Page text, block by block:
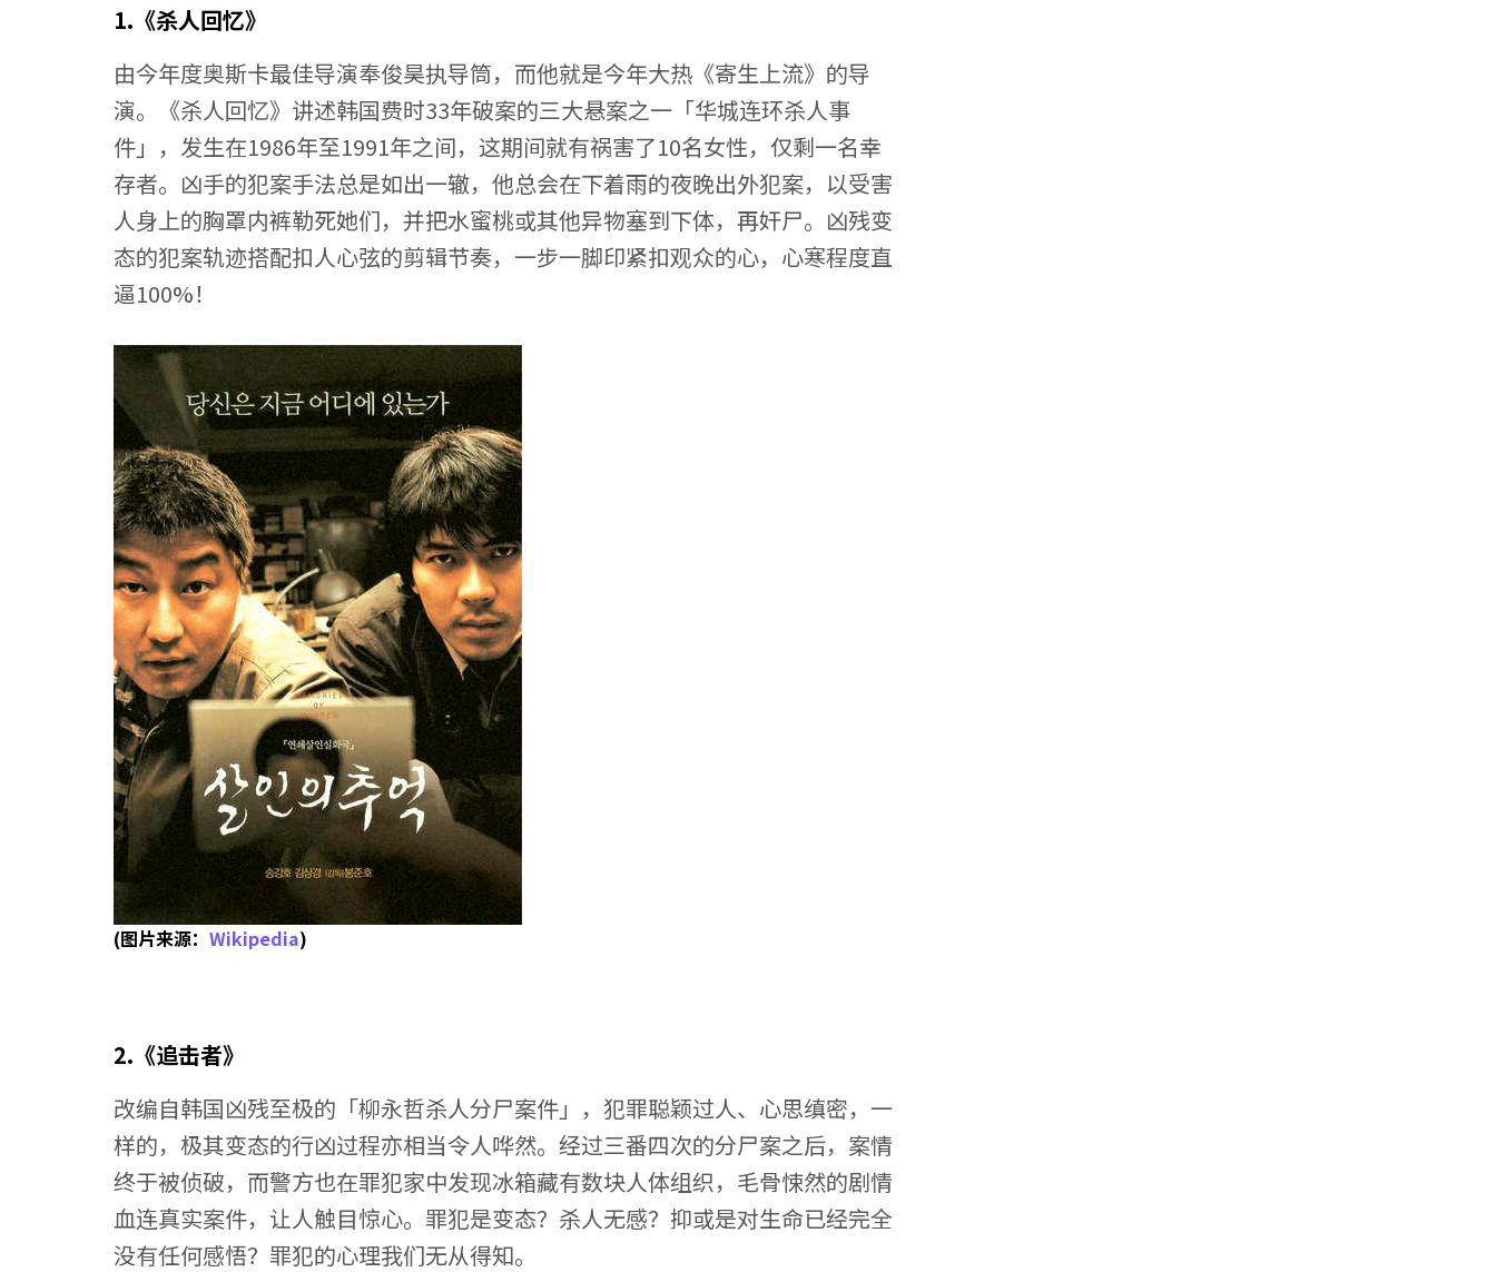
1.《杀人回忆》
由今年度奥斯卡最佳导演奉俊昊执导筒，而他就是今年大热《寄生上流》的导
演。《杀人回忆》讲述韩国费时33年破案的三大悬案之一「华城连环杀人事
件」，发生在1986年至1991年之间，这期间就有祸害了10名女性，仅剩一名幸
存者。凶手的犯案手法总是如出一辙，他总会在下着雨的夜晚出外犯案，以受害
人身上的胸罩内裤勒死她们，并把水蜜桃或其他异物塞到下体，再奸尸。凶残变
态的犯案轨迹搭配扣人心弦的剪辑节奏，一步一脚印紧扣观众的心，心寒程度直
逼100%！
(图片来源： Wikipedia)
2.《追击者》
改编自韩国凶残至极的「柳永哲杀人分尸案件」，犯罪聪颖过人、心思缜密，一
样的，极其变态的行凶过程亦相当令人哗然。经过三番四次的分尸案之后，案情
终于被侦破，而警方也在罪犯家中发现冰箱藏有数块人体组织，毛骨悚然的剧情
血连真实案件，让人触目惊心。罪犯是变态？杀人无感？抑或是对生命已经完全
没有任何感悟？罪犯的心理我们无从得知。